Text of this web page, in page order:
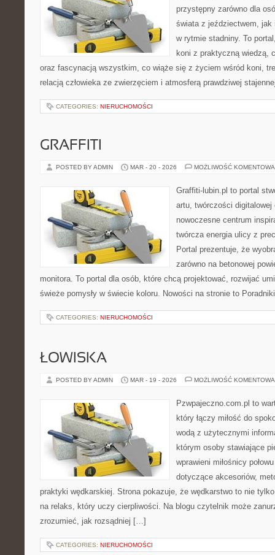
przystępny zarówno dla
świata z jeździectwem,
w rytmie stadniny. To
koni z praktyczną wiedzą,
oraz fascynacją wszystkim, co wiąże się z życiem wśród koni,
relacją człowieka ze zwierzęciem i atmosferą prawdziwej
CATEGORIES: NIERUCHOMOŚCI
GRAFFITI
POSTED BY ADMIN MAR - 20 - 2026 MOŻLIWOŚĆ
Graffiti-lubin.pl to portal
artu, twórczości
nowoczesne centrum
twórcza energia ulicy z
Portal prezentuje, że
zarówno na betonowej
monitora. To portal dla osób, które chcą projektować, rozwijać
świeże pomysły w świecie koloru. Nowości na stronie to
CATEGORIES: NIERUCHOMOŚCI
ŁOWISKA
POSTED BY ADMIN MAR - 19 - 2026 MOŻLIWOŚĆ
Pzwpajeczno.com.pl to
który łączy miłość do
wodą z użytecznymi
którym osoby stawiające
wprawieni miłośnicy
dotyczące akcesoriów,
praktyki wędkarskiej. Strona pokazuje, że wędkarstwo to nie
na relaks, który uczy cierpliwości. Na blogu czytelnik może
zrozumieć, jak rozsądniej […]
CATEGORIES: NIERUCHOMOŚCI